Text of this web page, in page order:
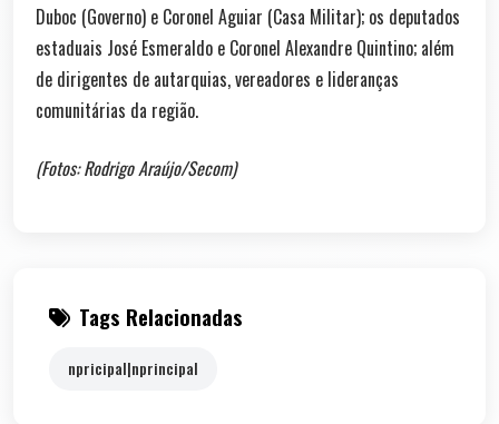
Duboc (Governo) e Coronel Aguiar (Casa Militar); os deputados
estaduais José Esmeraldo e Coronel Alexandre Quintino; além
de dirigentes de autarquias, vereadores e lideranças
comunitárias da região.
(Fotos: Rodrigo Araújo/Secom)
Tags Relacionadas
npricipal|nprincipal